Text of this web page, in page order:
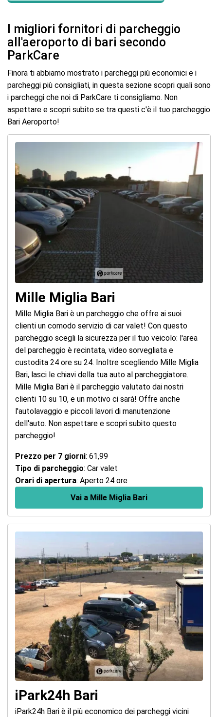
I migliori fornitori di parcheggio
all'aeroporto di bari secondo
ParkCare
Finora ti abbiamo mostrato i parcheggi più economici e i
parcheggi più consigliati, in questa sezione scopri quali sono
i parcheggi che noi di ParkCare ti consigliamo. Non
aspettare e scopri subito se tra questi c'è il tuo parcheggio
Bari Aeroporto!
Mille Miglia Bari
Mille Miglia Bari è un parcheggio che offre ai suoi
clienti un comodo servizio di car valet! Con questo
parcheggio scegli la sicurezza per il tuo veicolo: l'area
del parcheggio è recintata, video sorvegliata e
custodita 24 ore su 24. Inoltre scegliendo Mille Miglia
Bari, lasci le chiavi della tua auto al parcheggiatore.
Mille Miglia Bari è il parcheggio valutato dai nostri
clienti 10 su 10, e un motivo ci sarà! Offre anche
l'autolavaggio e piccoli lavori di manutenzione
dell'auto. Non aspettare e scopri subito questo
parcheggio!
Prezzo per 7 giorni: 61,99
Tipo di parcheggio: Car valet
Orari di apertura: Aperto 24 ore
Vai a Mille Miglia Bari
iPark24h Bari
iPark24h Bari è il più economico dei parcheggi vicini